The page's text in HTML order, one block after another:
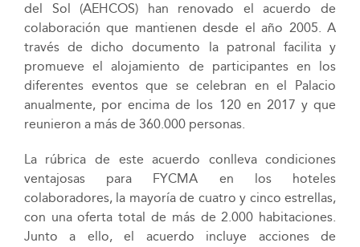
del Sol (AEHCOS) han renovado el acuerdo de
colaboración que mantienen desde el año 2005. A
través de dicho documento la patronal facilita y
promueve el alojamiento de participantes en los
diferentes eventos que se celebran en el Palacio
anualmente, por encima de los 120 en 2017 y que
reunieron a más de 360.000 personas.
La rúbrica de este acuerdo conlleva condiciones
ventajosas para FYCMA en los hoteles
colaboradores, la mayoría de cuatro y cinco estrellas,
con una oferta total de más de 2.000 habitaciones.
Junto a ello, el acuerdo incluye acciones de